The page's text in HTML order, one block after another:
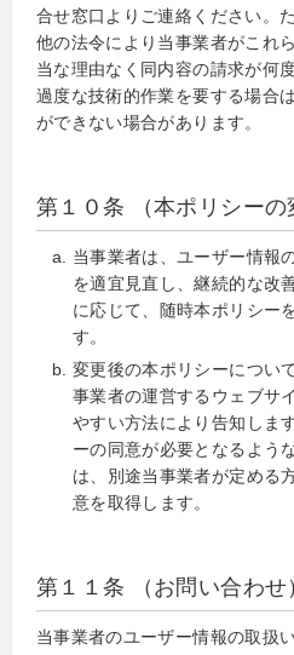
合せ窓口よりご連絡ください。
他の法令により当事業者がこれ
当な理由なく同内容の請求が何
過度な技術的作業を要する場合
ができない場合があります。
第１０条 （本ポリシーの
当事業者は、ユーザー情報
を適宜見直し、継続的な改
に応じて、随時本ポリシー
す。
変更後の本ポリシーについ
事業者の運営するウェブサ
やすい方法により告知しま
ーの同意が必要となるよう
は、別途当事業者が定める
意を取得します。
第１１条 （お問い合わせ
当事業者のユーザー情報の取扱